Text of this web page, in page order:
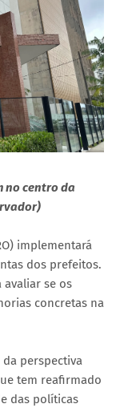
no centro da
implementará
dos prefeitos.
avaliar se os
concretas na
perspectiva
tem reafirmado
das políticas